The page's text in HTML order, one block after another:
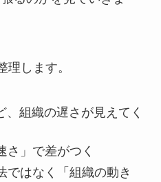
理します。
組織の遅さが見えてく
さ」で差がつく
ではなく「組織の動き